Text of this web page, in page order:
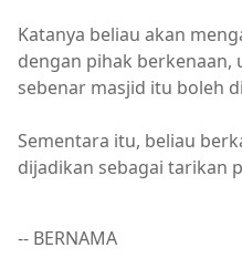
Katanya beliau akan
dengan pihak
sebenar masjid itu boleh
Sementara itu, beliau
dijadikan sebagai tarikan
-- BERNAMA